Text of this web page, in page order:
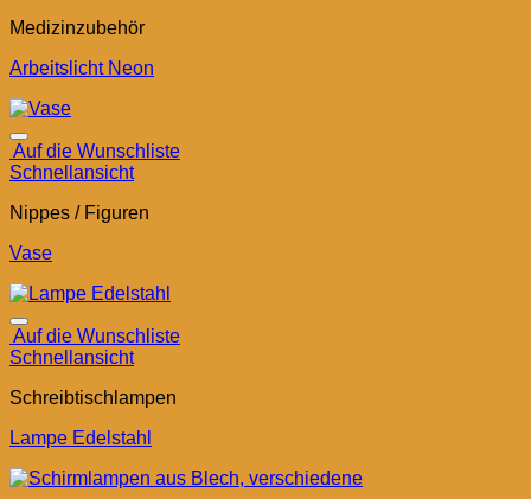
Medizinzubehör
Arbeitslicht Neon
Auf die Wunschliste
Schnellansicht
Nippes / Figuren
Vase
Auf die Wunschliste
Schnellansicht
Schreibtischlampen
Lampe Edelstahl